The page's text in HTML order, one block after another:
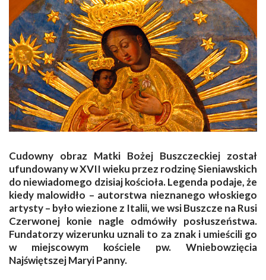
Cudowny obraz Matki Bożej Buszczeckiej został
ufundowany w XVII wieku przez rodzinę Sieniawskich
do niewiadomego dzisiaj kościoła. Legenda podaje, że
kiedy malowidło – autorstwa nieznanego włoskiego
artysty – było wiezione z Italii, we wsi Buszcze na Rusi
Czerwonej konie nagle odmówiły posłuszeństwa.
Fundatorzy wizerunku uznali to za znak i umieścili go
w miejscowym kościele pw. Wniebowzięcia
Najświętszej Maryi Panny.